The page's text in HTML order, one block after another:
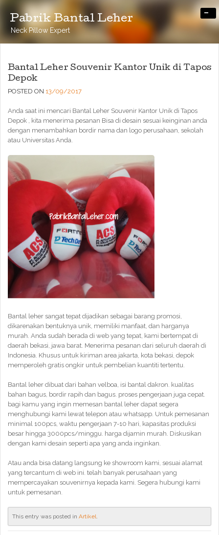
Pabrik Bantal Leher
Neck Pillow Expert
-
Bantal Leher Souvenir Kantor Unik di Tapos
Depok
POSTED ON 13/09/2017
Anda saat ini mencari Bantal Leher Souvenir Kantor Unik di Tapos
Depok , kita menerima pesanan Bisa di desain sesuai keinginan anda
dengan menambahkan bordir nama dan logo perusahaan, sekolah
atau Universitas Anda.
Bantal leher sangat tepat dijadikan sebagai barang promosi,
dikarenakan bentuknya unik, memiliki manfaat, dan harganya
murah. Anda sudah berada di web yang tepat, kami bertempat di
daerah bekasi, jawa barat. Menerima pesanan dari seluruh daerah di
Indonesia. Khusus untuk kiriman area jakarta, kota bekasi, depok
memperoleh gratis ongkir untuk pembelian kuantiti tertentu.
Bantal leher dibuat dari bahan velboa, isi bantal dakron. kualitas
bahan bagus, bordir rapih dan bagus. proses pengerjaan juga cepat.
bagi kamu yang ingin memesan bantal leher dapat segera
menghubungi kami lewat telepon atau whatsapp. Untuk pemesanan
minimal 100pcs, waktu pengerjaan 7-10 hari, kapasitas produksi
besar hingga 3000pcs/minggu. harga dijamin murah. Diskusikan
dengan kami desain seperti apa yang anda inginkan.
Atau anda bisa datang langsung ke showroom kami, sesuai alamat
yang tercantum di web ini. telah banyak perusahaan yang
mempercayakan souvenirnya kepada kami. Segera hubungi kami
untuk pemesanan.
This entry was posted in Artikel.